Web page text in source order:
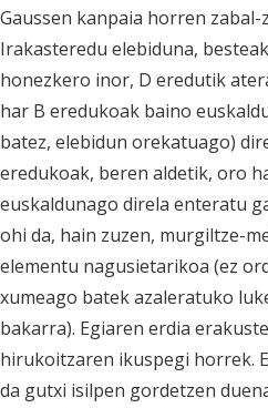
Gaussen kanpaia horren
Irakasteredu elebiduna,
honezkero inor, D eredutik
har B eredukoak baino
batez, elebidun orekatuago)
eredukoak, beren aldetik, oro
euskaldunago direla enteratu
ohi da, hain zuzen, murgiltze-
elementu nagusietarikoa (ez
xumeago batek azaleratuko
bakarra). Egiaren erdia
hirukoitzaren ikuspegi horrek.
da gutxi isilpen gordetzen